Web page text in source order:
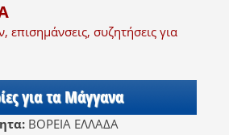
συζητήσεις για
για τα Μάγγανα
ΒΟΡΕΙΑ ΕΛΛΑΔΑ